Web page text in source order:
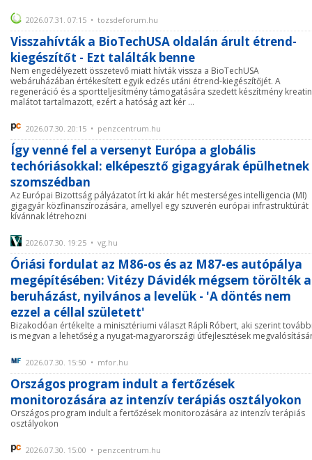
2026.07.31. 07:15 • tozsdeforum.hu
Visszahívták a BioTechUSA oldalán árult étrend-
kiegészítőt - Ezt találták benne
Nem engedélyezett összetevő miatt hívták vissza a BioTechUSA
webáruházában értékesített egyik edzés utáni étrend-kiegészítőjét. A
regeneráció és a sportteljesítmény támogatására szedett készítmény
malátot tartalmazott, ezért a hatóság azt kér ...
2026.07.30. 20:15 • penzcentrum.hu
Így venné fel a versenyt Európa a globális
techóriásokkal: elképesztő gigagyárak épülhetnek
szomszédban
Az Európai Bizottság pályázatot írt ki akár hét mesterséges intelligencia (MI)
gigagyár közfinanszírozására, amellyel egy szuverén európai infrastruktúrát
kívánnak létrehozni
2026.07.30. 19:25 • vg.hu
Óriási fordulat az M86-os és az M87-es autópálya
megépítésében: Vitézy Dávidék mégsem törölték a
beruházást, nyilvános a levelük - 'A döntés nem
ezzel a céllal született'
Bizakodóan értékelte a minisztériumi választ Rápli Róbert, aki szerint
is megvan a lehetőség a nyugat-magyarországi útfejlesztések
2026.07.30. 15:50 • mfor.hu
Országos program indult a fertőzések
monitorozására az intenzív terápiás osztályokon
Országos program indult a fertőzések monitorozására az intenzív terápiás
osztályokon
2026.07.30. 15:00 • penzcentrum.hu